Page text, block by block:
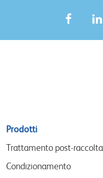
Sitemap
menu
Prodotti
Trattamento post-raccolta
Condizionamento